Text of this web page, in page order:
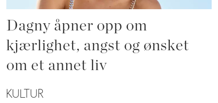
Dagny åpner opp om
kjærlighet, angst og ønsket
om et annet liv
KULTUR